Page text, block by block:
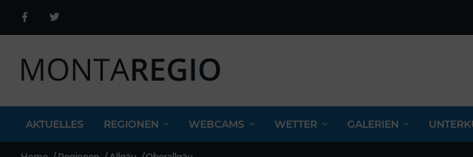
AKTUELLES REGIONEN WEBCAMS WETTER GALERIEN